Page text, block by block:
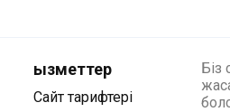
Қызметтер
Сайт тарифтері
Біз